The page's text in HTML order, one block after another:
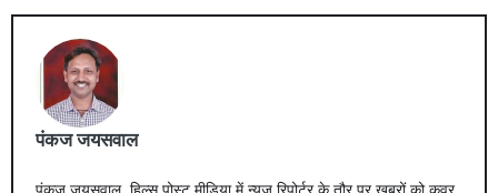
पंकज जयसवाल
पंकज जयसवाल, हिल्स पोस्ट मीडिया में न्यूज़ रिपोर्टर के तौर पर खबरों को कवर